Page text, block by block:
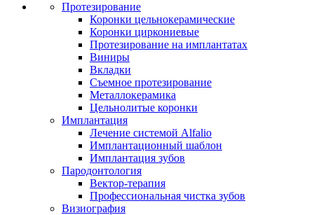
Протезирование
Коронки цельнокерамические
Коронки циркониевые
Протезирование на имплантатах
Виниры
Вкладки
Съемное протезирование
Металлокерамика
Цельнолитые коронки
Имплантация
Лечение системой Alfalio
Имплантационный шаблон
Имплантация зубов
Пародонтология
Вектор-терапия
Профессиональная чистка зубов
Визиография